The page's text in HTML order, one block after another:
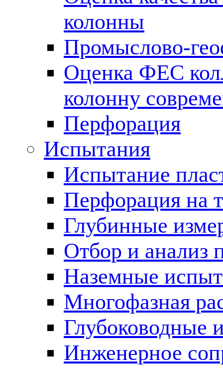
колонны
Промыслово-
Оценка ФЕС
колонну
Перфорация
Испытания
Испытание
Перфорация на
Глубинные
Отбор и анализ
Наземные
Многофазная
Глубоководные
Инженерное